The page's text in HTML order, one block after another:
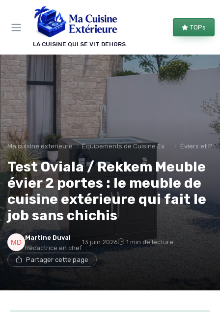
LA CUISINE QUI SE VIT DEHORS
TOPs
Ma cuisine exterieure Équipements de Cuisine Extérieure Éviers et
Test Oviala / Rekkem Meuble
évier 2 portes : le meuble de
cuisine extérieure qui fait le
job sans chichis
Martine Duval
Rédactrice en chef
13 juin 2026 1 min de lecture
Partager cette page
Panneau de gestion des cookies